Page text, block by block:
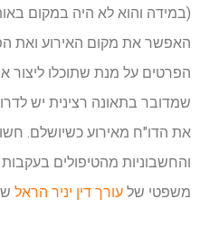
(במידה והוא לא היה במקום
האפשר את מקום האירוע ואת
הפרטים על מנת שתוכלו
שמדובר בתאונה רצינית יש
את הדו"ח מאירוע כשיושלם.
והחשבוניות מהטיפולים בעקבות
משפטי של עורך דין יניר הראל